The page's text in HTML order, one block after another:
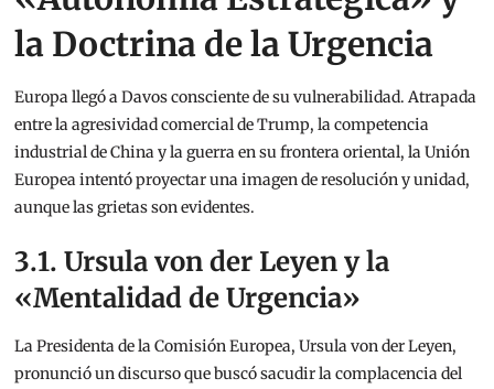
la Doctrina de la Urgencia
Europa llegó a Davos consciente de su vulnerabilidad. Atrapada
entre la agresividad comercial de Trump, la competencia
industrial de China y la guerra en su frontera oriental, la Unión
Europea intentó proyectar una imagen de resolución y unidad,
aunque las grietas son evidentes.
3.1. Ursula von der Leyen y la
«Mentalidad de Urgencia»
La Presidenta de la Comisión Europea, Ursula von der Leyen,
pronunció un discurso que buscó sacudir la complacencia del